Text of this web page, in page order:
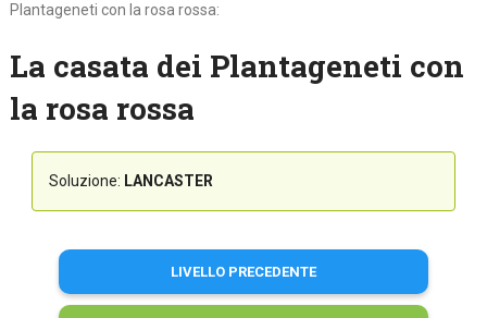
Plantageneti con la rosa rossa:
La casata dei Plantageneti con
la rosa rossa
Soluzione: LANCASTER
LIVELLO PRECEDENTE